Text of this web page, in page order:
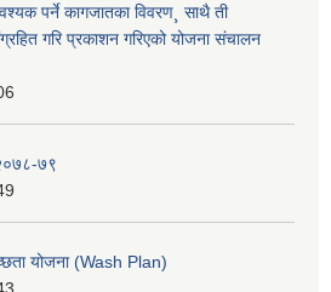
पर्ने कागजातका विवरण¸ साथै ती
गरि प्रकाशन गरिएको योजना संचालन
७९
योजना (Wash Plan)